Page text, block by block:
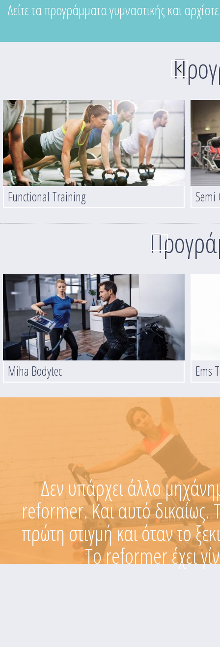
Δείτε τα προγράμματα γυμναστικής και
Functional Training Semi
Miha Bodytec Ems
Δεν υπάρχει άλλο
reformer. Και αυτό δικαίως.
πρώτη στιγμή και όταν το
Το reformer έχει